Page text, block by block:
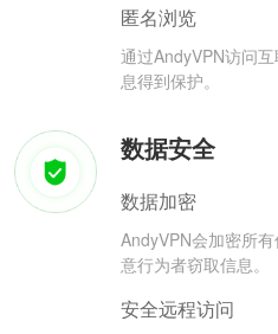
匿名浏览
通过AndyVPN访问
息得到保护。
数据安全
数据加密
AndyVPN会加密所
意行为者窃取信息。
安全远程访问